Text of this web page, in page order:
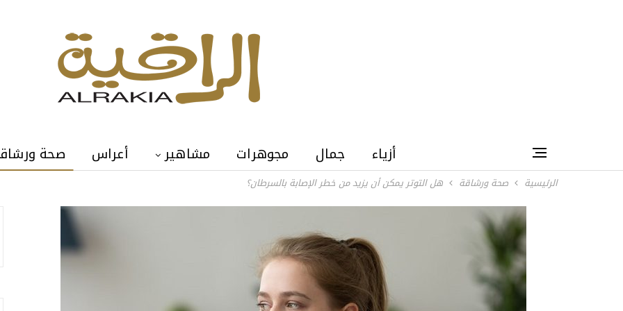
أزياء جمال مجوهرات مشاهير أعراس صحة
الرئيسية صحة ورشاقة هل التوتر يمكن أن يزيد من خطر الإصابة بالسرطان؟